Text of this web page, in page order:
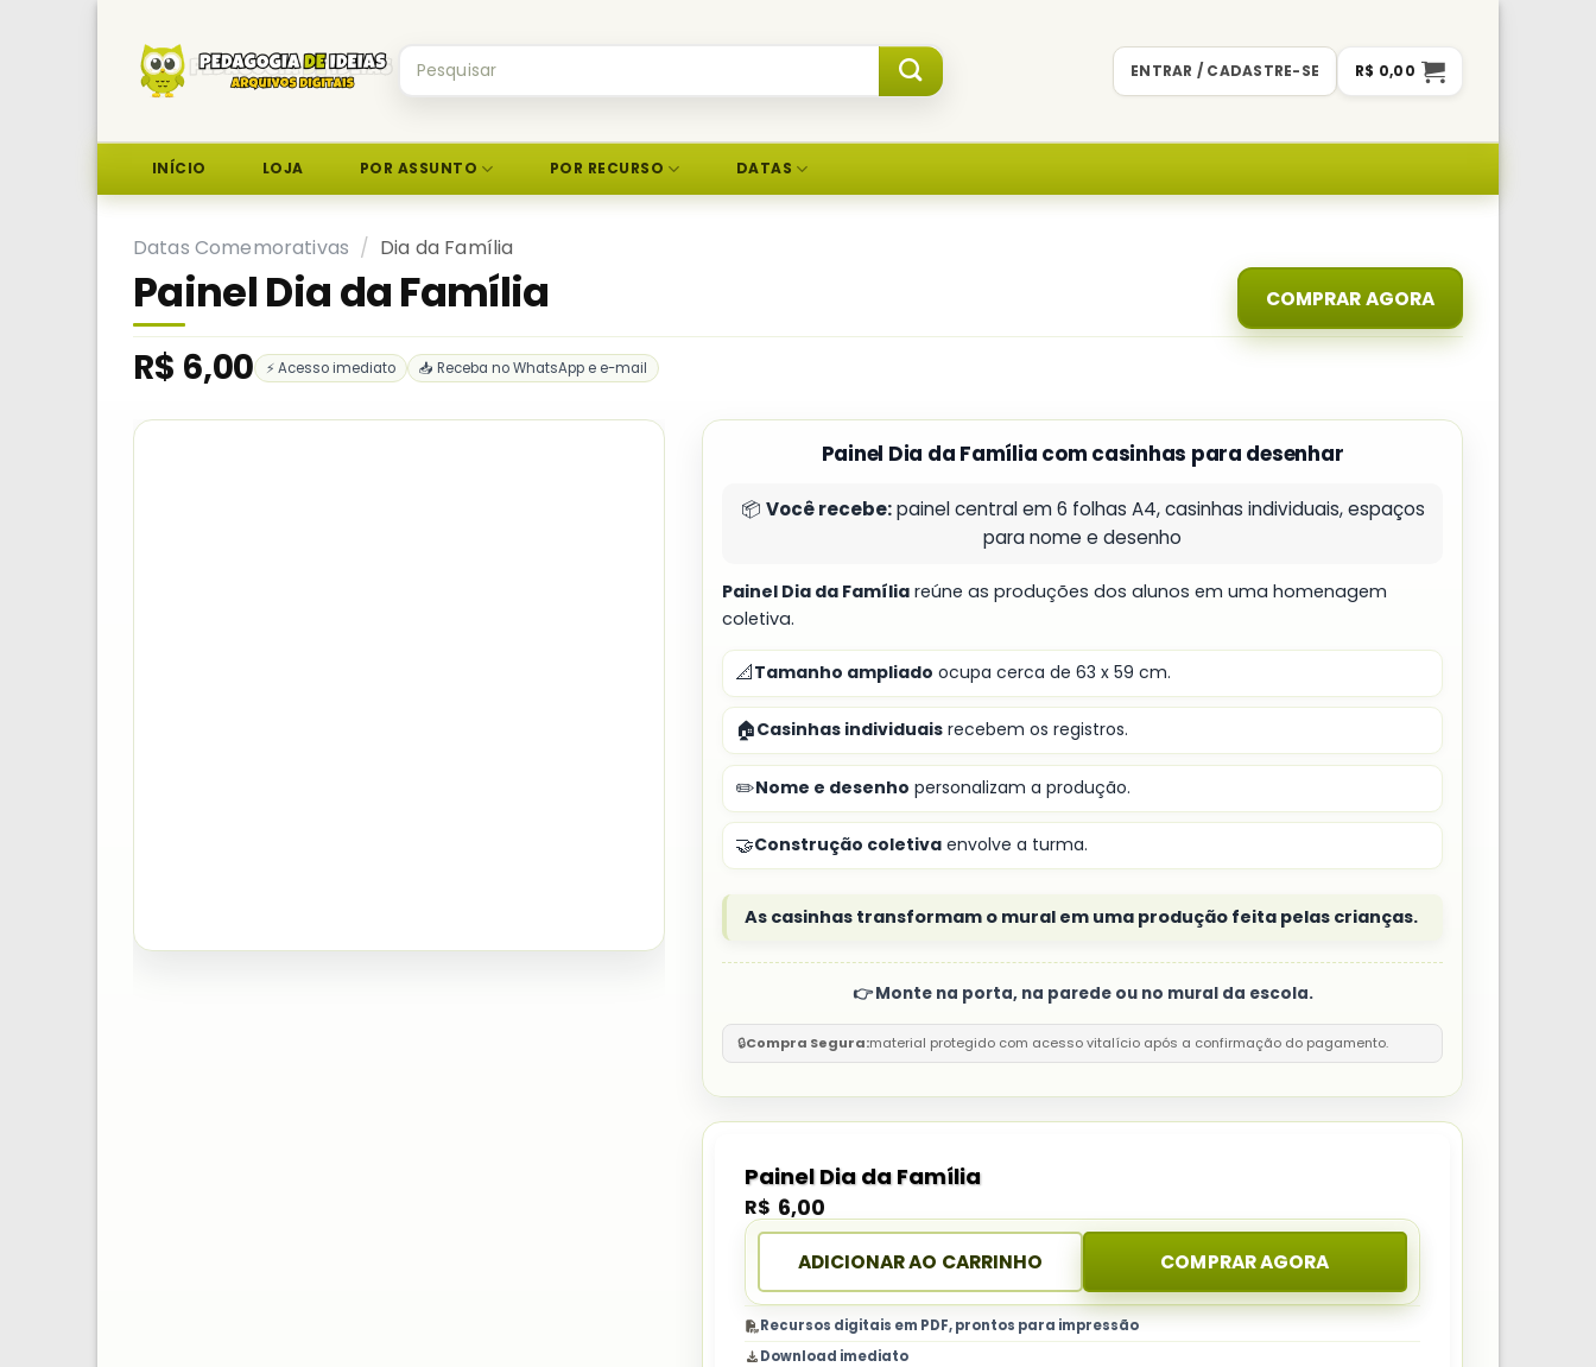
content
por:
ENTRAR / CADASTRE-SE R$ 0,00
INÍCIO LOJA POR ASSUNTO POR RECURSO DATAS
Datas Comemorativas / Dia da Família
Painel Dia da Família COMPRAR AGORA
R$ 6,00 ⚡ Acesso imediato 📥 Receba no WhatsApp e e-mail
Painel Dia da Família com casinhas para desenhar
📦 Você recebe:painel central em 6 folhas A4, casinhas individuais, espaços
para nome e desenho
Painel Dia da Família reúne as produções dos alunos em uma homenagem
coletiva.
📐Tamanho ampliado ocupa cerca de 63 x 59 cm.
🏠Casinhas individuais recebem os registros.
✏️Nome e desenho personalizam a produção.
🤝Construção coletiva envolve a turma.
As casinhas transformam o mural em uma produção feita pelas crianças.
👉 Monte na porta, na parede ou no mural da escola.
🔒Compra Segura:material protegido com acesso vitalício após a confirmação do pagamento.
Painel Dia da Família
R$ 6,00
ADICIONAR AO CARRINHO COMPRAR AGORA
Recursos digitais em PDF, prontos para impressão
Download imediato